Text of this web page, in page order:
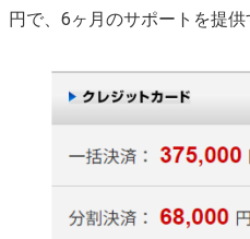
円で、6ヶ月のサポートを提供